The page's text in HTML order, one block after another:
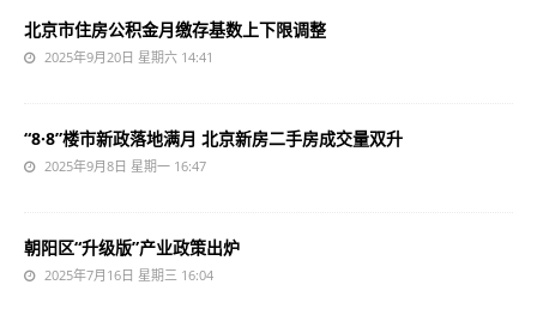
北京市住房公积金月缴存基数上下限调整
2025年9月20日 星期六 14:41
“8·8”楼市新政落地满月 北京新房二手房成交量双升
2025年9月8日 星期一 16:47
朝阳区“升级版”产业政策出炉
2025年7月16日 星期三 16:04